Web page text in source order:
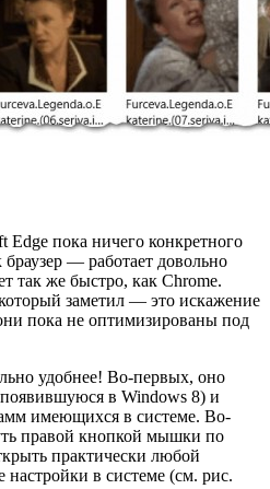
Edge пока ничего конкретного
браузер — работает довольно
так же быстро, как Chrome.
заметил — это искажение
пока не оптимизированы под
удобнее! Во-первых, оно
в Windows 8) и
имеющихся в системе. Во-
правой кнопкой мышки по
практически любой
в системе (см. рис.